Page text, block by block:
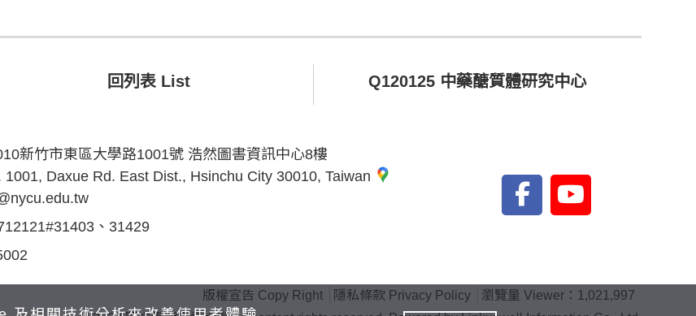
回列表 List Q120125 中藥醣質體研究中心
新竹市東區大學路1001號 浩然圖書資訊中心8樓
1001, Daxue Rd. East Dist., Hsinchu City 30010, Taiwan
、31429
版權宣告 Copy Right 隱私條款 Privacy Policy
瀏覽量 Viewer：1,021,997